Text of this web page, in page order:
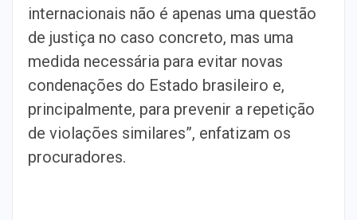
internacionais não é apenas uma questão
de justiça no caso concreto, mas uma
medida necessária para evitar novas
condenações do Estado brasileiro e,
principalmente, para prevenir a repetição
de violações similares”, enfatizam os
procuradores.